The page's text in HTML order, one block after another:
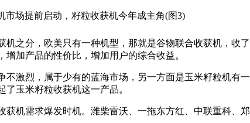
之分，欧美只有一种机型，那就是谷物联合收获机，收
加产品的性价比，增加用户的综合收益。
激烈，属于少有的蓝海市场，另一方面是玉米籽粒机有
玉米籽粒收获机这一产品。
机需求爆发时机。潍柴雷沃、一拖东方红、中联重科、